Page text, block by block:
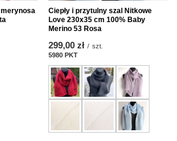
merynosa
Ciepły i przytulny szal Nitkowe
Love 230x35 cm 100% Baby
Merino 53 Rosa
299,00 zł / szt.
5980 PKT